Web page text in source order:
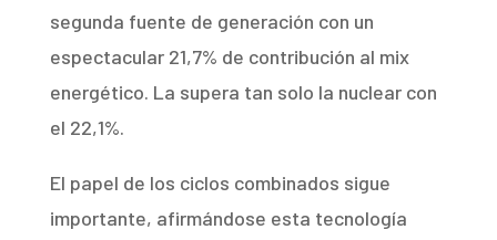
segunda fuente de generación con un
espectacular 21,7% de contribución al mix
energético. La supera tan solo la nuclear con
el 22,1%.
El papel de los ciclos combinados sigue
importante, afirmándose esta tecnología